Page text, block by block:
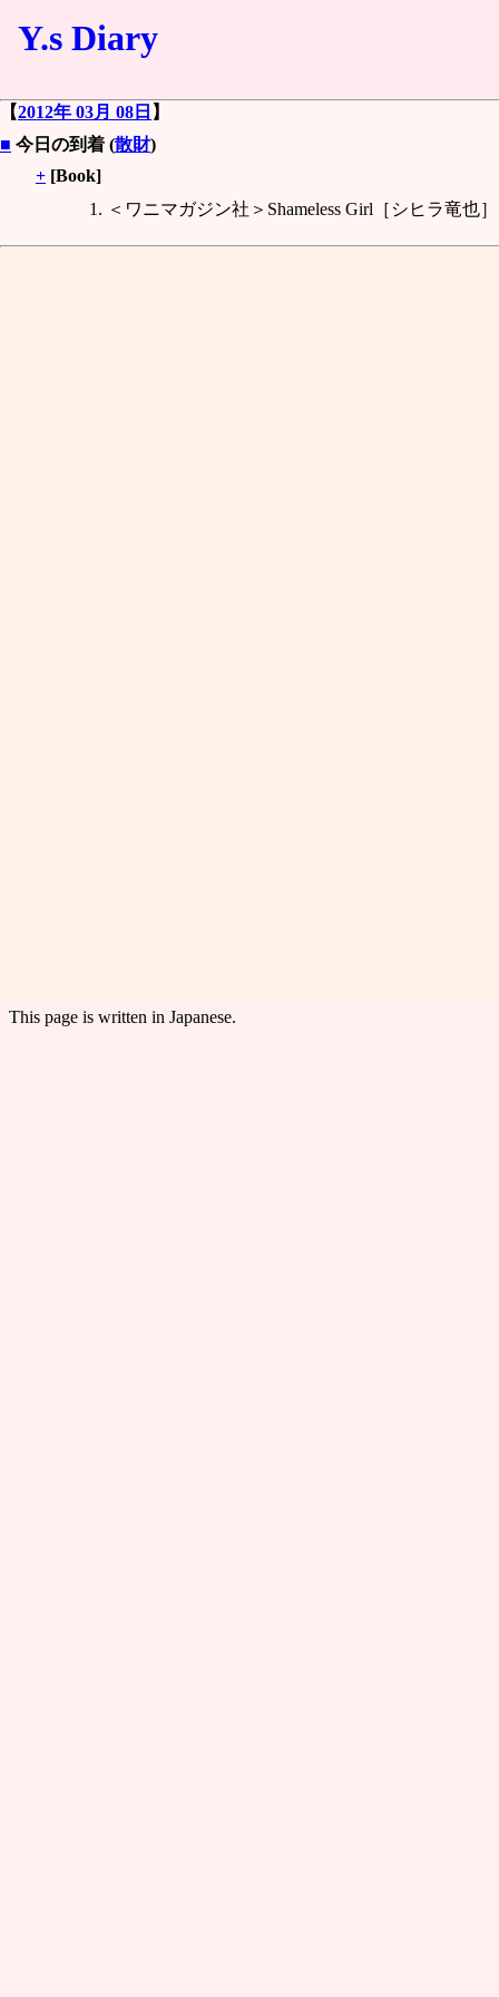
Y.s Diary
【2012年 03月 08日 】
■ 今日の到着 (散財)
+ [Book]
＜ワニマガジン社＞Shameless Girl［シヒラ竜也］
This page is written in Japanese.